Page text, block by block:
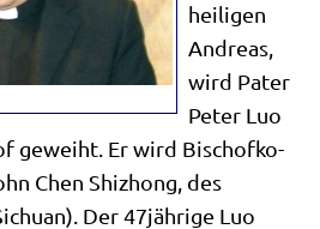
hei­li­gen
Andre­as,
wird Pater
Peter Luo
geweiht. Er wird Bischof­ko­
Chen Shizhong, des
Der 47jährige Luo